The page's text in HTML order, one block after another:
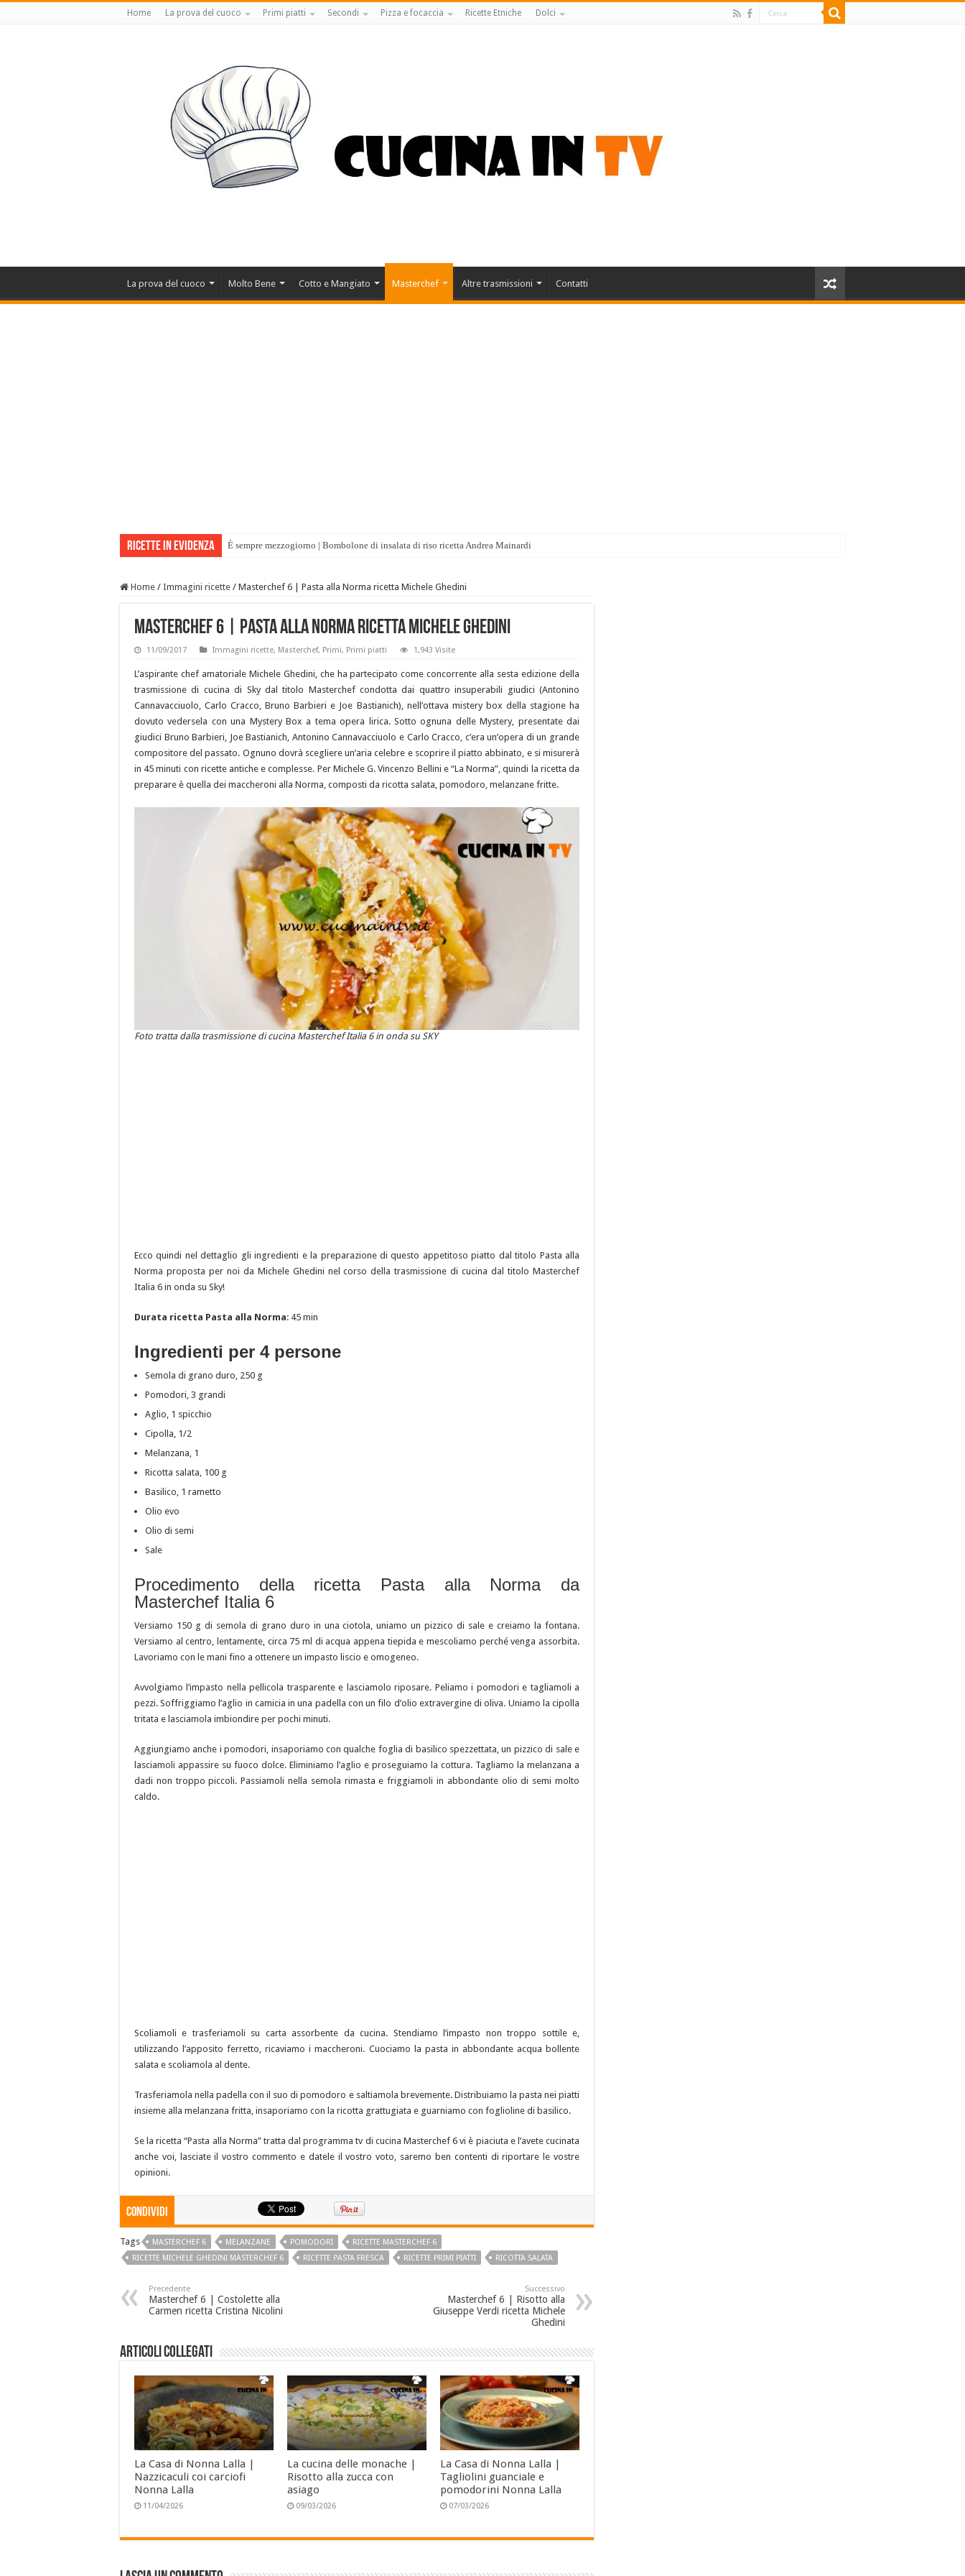
Home La prova del cuoco Primi piatti Secondi Pizza e focaccia Ricette Etniche Dolci
La prova del cuoco Molto Bene Cotto e Mangiato Masterchef Altre trasmissioni Contatti
Ricette in evidenza È sempre mezzogiorno | Bombolone di insalata di riso ricetta Andrea Mainardi
Home / Immagini ricette / Masterchef 6 | Pasta alla Norma ricetta Michele Ghedini
Masterchef 6 | Pasta alla Norma ricetta Michele Ghedini
11/09/2017 Immagini ricette, Masterchef, Primi, Primi piatti 1,943 Visite
L’aspirante chef amatoriale Michele Ghedini, che ha partecipato come concorrente alla sesta edizione della
trasmissione di cucina di Sky dal titolo Masterchef condotta dai quattro insuperabili giudici (Antonino
Cannavacciuolo, Carlo Cracco, Bruno Barbieri e Joe Bastianich), nell’ottava mistery box della stagione ha
dovuto vedersela con una Mystery Box a tema opera lirica. Sotto ognuna delle Mystery, presentate dai
giudici Bruno Barbieri, Joe Bastianich, Antonino Cannavacciuolo e Carlo Cracco, c’era un’opera di un grande
compositore del passato. Ognuno dovrà scegliere un’aria celebre e scoprire il piatto abbinato, e si misurerà
in 45 minuti con ricette antiche e complesse. Per Michele G. Vincenzo Bellini e “La Norma”, quindi la ricetta da
preparare è quella dei maccheroni alla Norma, composti da ricotta salata, pomodoro, melanzane fritte.
Foto tratta dalla trasmissione di cucina Masterchef Italia 6 in onda su SKY
Ecco quindi nel dettaglio gli ingredienti e la preparazione di questo appetitoso piatto dal titolo Pasta alla
Norma proposta per noi da Michele Ghedini nel corso della trasmissione di cucina dal titolo Masterchef
Italia 6 in onda su Sky!
Durata ricetta Pasta alla Norma: 45 min
Ingredienti per 4 persone
Semola di grano duro, 250 g
Pomodori, 3 grandi
Aglio, 1 spicchio
Cipolla, 1/2
Melanzana, 1
Ricotta salata, 100 g
Basilico, 1 rametto
Olio evo
Olio di semi
Sale
Procedimento della ricetta Pasta alla Norma da
Masterchef Italia 6
Versiamo 150 g di semola di grano duro in una ciotola, uniamo un pizzico di sale e creiamo la fontana.
Versiamo al centro, lentamente, circa 75 ml di acqua appena tiepida e mescoliamo perché venga assorbita.
Lavoriamo con le mani fino a ottenere un impasto liscio e omogeneo.
Avvolgiamo l’impasto nella pellicola trasparente e lasciamolo riposare. Peliamo i pomodori e tagliamoli a
pezzi. Soffriggiamo l’aglio in camicia in una padella con un filo d’olio extravergine di oliva. Uniamo la cipolla
tritata e lasciamola imbiondire per pochi minuti.
Aggiungiamo anche i pomodori, insaporiamo con qualche foglia di basilico spezzettata, un pizzico di sale e
lasciamoli appassire su fuoco dolce. Eliminiamo l’aglio e proseguiamo la cottura. Tagliamo la melanzana a
dadi non troppo piccoli. Passiamoli nella semola rimasta e friggiamoli in abbondante olio di semi molto
caldo.
Scoliamoli e trasferiamoli su carta assorbente da cucina. Stendiamo l’impasto non troppo sottile e,
utilizzando l’apposito ferretto, ricaviamo i maccheroni. Cuociamo la pasta in abbondante acqua bollente
salata e scoliamola al dente.
Trasferiamola nella padella con il suo di pomodoro e saltiamola brevemente. Distribuiamo la pasta nei piatti
insieme alla melanzana fritta, insaporiamo con la ricotta grattugiata e guarniamo con foglioline di basilico.
Se la ricetta “Pasta alla Norma” tratta dal programma tv di cucina Masterchef 6 vi è piaciuta e l’avete cucinata
anche voi, lasciate il vostro commento e datele il vostro voto, saremo ben contenti di riportare le vostre
opinioni.
Condividi
Tags MASTERCHEF 6 MELANZANE POMODORI
RICETTE MASTERCHEF 6
RICETTE MICHELE GHEDINI MASTERCHEF 6
RICETTE PASTA FRESCA RICETTE PRIMI PIATTI RICOTTA SALATA
Precedente
Masterchef 6 | Costolette alla
Carmen ricetta Cristina Nicolini
Successivo
Masterchef 6 | Risotto alla
Giuseppe Verdi ricetta Michele
Ghedini
Articoli collegati
La Casa di Nonna Lalla |
Nazzicaculi coi carciofi
Nonna Lalla
11/04/2026
La cucina delle monache |
Risotto alla zucca con
asiago
09/03/2026
La Casa di Nonna Lalla |
Tagliolini guanciale e
pomodorini Nonna Lalla
07/03/2026